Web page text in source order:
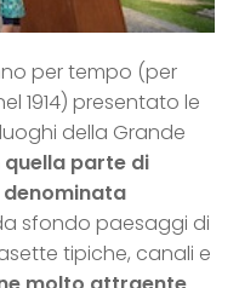
per tempo (per
1914) presentato le
della Grande
parte di
sfondo paesaggi di
tipiche, canali e